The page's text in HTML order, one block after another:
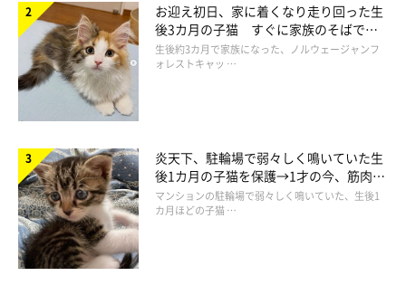
続いて、「足」「耳」「体勢」のポイントを説明します。
お迎え初日、家に着くなり走り回った生
後3カ月の子猫 すぐに家族のそばで落
ち着く姿に「迎えてよかった」
生後約3カ月で家族になった、ノルウェージャンフ
ォレストキャッ …
炎天下、駐輪場で弱々しく鳴いていた生
後1カ月の子猫を保護→1才の今、筋肉質
でツンデレなコに成長
マンションの駐輪場で弱々しく鳴いていた、生後1
カ月ほどの子猫 …